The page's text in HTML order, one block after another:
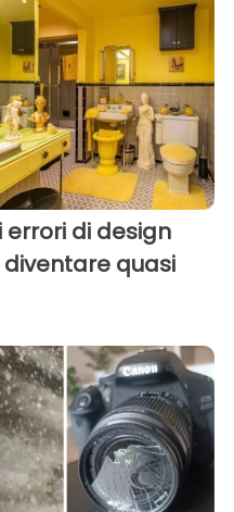
errori di design
quasi